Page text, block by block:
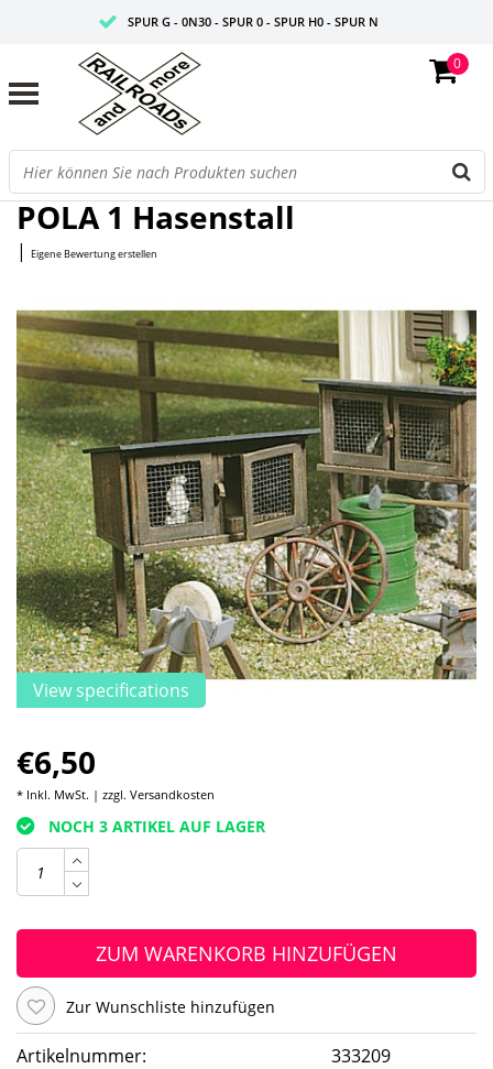
SPUR G - 0N30 - SPUR 0 - SPUR H0 - SPUR N
0
Startseite/1 Hasenstall
POLA 1 Hasenstall
| Eigene Bewertung erstellen
View specifications
€6,50
* Inkl. MwSt. | zzgl. Versandkosten
NOCH 3 ARTIKEL AUF LAGER
ZUM WARENKORB HINZUFÜGEN
Zur Wunschliste hinzufügen
Artikelnummer: 333209